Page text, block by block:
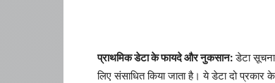
प्राथमिक डेटा के फायदे और नुकसान:डेटा
लिए संसाधित किया जाता है। ये डेटा दो